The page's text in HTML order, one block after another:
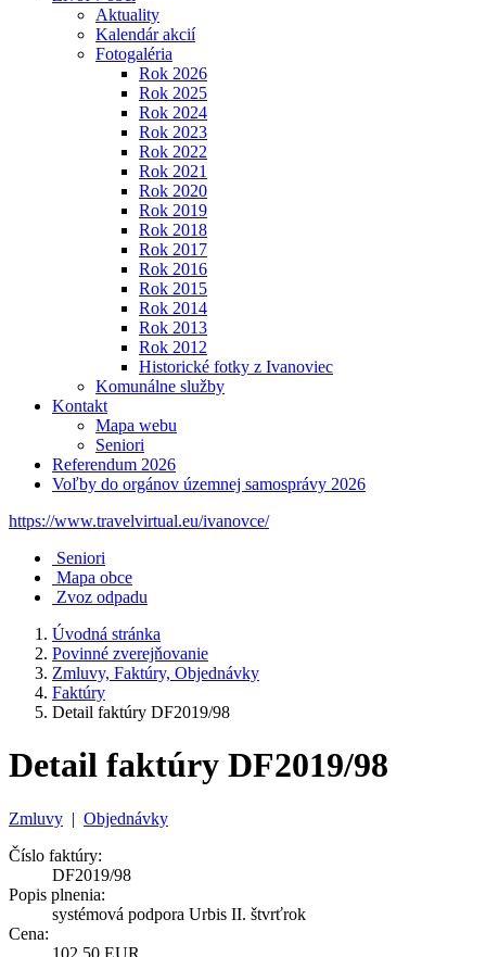
Aktuality
Kalendár akcií
Fotogaléria
Rok 2026
Rok 2025
Rok 2024
Rok 2023
Rok 2022
Rok 2021
Rok 2020
Rok 2019
Rok 2018
Rok 2017
Rok 2016
Rok 2015
Rok 2014
Rok 2013
Rok 2012
Historické fotky z Ivanoviec
Komunálne služby
Kontakt
Mapa webu
Seniori
Referendum 2026
Voľby do orgánov územnej samosprávy 2026
https://www.travelvirtual.eu/ivanovce/
Seniori
Mapa obce
Zvoz odpadu
Úvodná stránka
Povinné zverejňovanie
Zmluvy, Faktúry, Objednávky
Faktúry
Detail faktúry DF2019/98
Detail faktúry DF2019/98
Zmluvy | Objednávky
Číslo faktúry:
DF2019/98
Popis plnenia:
systémová podpora Urbis II. štvrťrok
Cena:
102,50 EUR